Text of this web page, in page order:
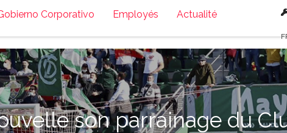
Corporativo Employés Actualité
son parrainage du